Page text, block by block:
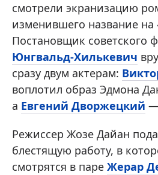
смотрели экранизацию
изменившего название на
Постановщик советского
Юнгвальд-Хилькевич
сразу двум актерам:
воплотил образ Эдмона
а Евгений Дворжецкий —
Режиссер Жозе Дайан
блестящую работу, в
смотрятся в паре Жерар